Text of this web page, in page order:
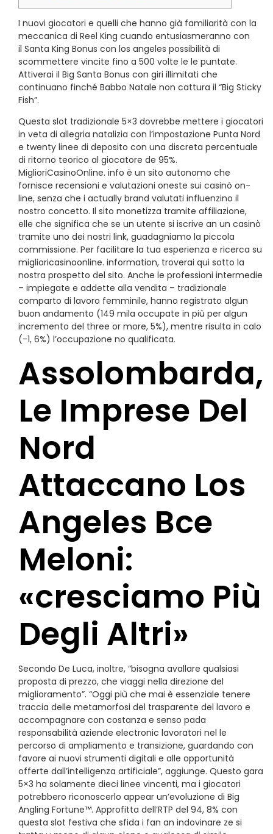
I nuovi giocatori e quelli che hanno già familiarità con la
meccanica di Reel King cuando entusiasmeranno con
il Santa King Bonus con los angeles possibilità di
scommettere vincite fino a 500 volte le le puntate.
Attiverai il Big Santa Bonus con giri illimitati che
continuano finché Babbo Natale non cattura il “Big Sticky
Fish”.
Questa slot tradizionale 5×3 dovrebbe mettere i giocatori
in veta di allegria natalizia con l’impostazione Punta Nord
e twenty linee di deposito con una discreta percentuale
di ritorno teorico al giocatore de 95%.
MiglioriCasinoOnline. info è un sito autonomo che
fornisce recensioni e valutazioni oneste sui casinò on-
line, senza che i actually brand valutati influenzino il
nostro concetto. Il sito monetizza tramite affiliazione,
elle che significa che se un utente si iscrive an un casinò
tramite uno dei nostri link, guadagniamo la piccola
commissione. Per facilitare la tua esperienza e ricerca su
miglioricasinoonline. information, troverai qui sotto la
nostra prospetto del sito. Anche le professioni intermedie
– impiegate e addette alla vendita – tradizionale
comparto di lavoro femminile, hanno registrato algun
buon andamento (149 mila occupate in più per algun
incremento del three or more, 5%), mentre risulta in calo
(-1, 6%) l’occupazione no qualificata.
Assolombarda,
Le Imprese Del
Nord
Attaccano Los
Angeles Bce
Meloni:
«cresciamo Più
Degli Altri»
Secondo De Luca, inoltre, “bisogna avallare qualsiasi
proposta di prezzo, che viaggi nella direzione del
miglioramento”. “Oggi più che mai è essenziale tenere
traccia delle metamorfosi del trasparente del lavoro e
accompagnare con costanza e senso pada
responsabilità aziende electronic lavoratori nel le
percorso di ampliamento e transizione, guardando con
favore ai nuovi strumenti digitali e alle opportunità
offerte dall’intelligenza artificiale”, aggiunge. Questo gara
5×3 ha solamente dieci linee vincenti, ma i giocatori
potrebbero riconoscerlo appear un’evoluzione di Big
Angling Fortune™. Approfitta dell’RTP del 94, 8% con
questa slot festiva che sfida i fan an indovinare ze si